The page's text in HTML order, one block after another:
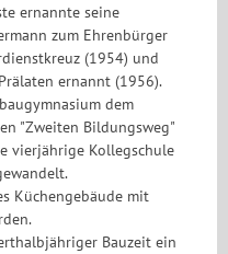
ernannte seine
zum Ehrenbürger
(1954) und
ernannt (1956).
dem
"Zweiten Bildungsweg"
vierjährige Kollegschule
Küchengebäude mit
Bauzeit ein